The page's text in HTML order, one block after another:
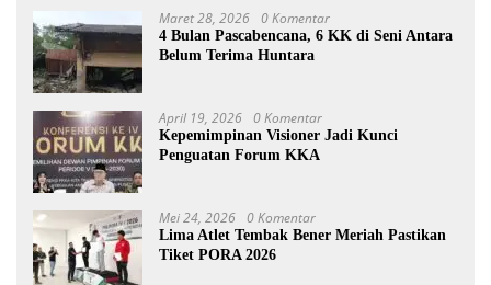
Maret 28, 2026 0 Komentar
4 Bulan Pascabencana, 6 KK di Seni Antara
Belum Terima Huntara
April 19, 2026 0 Komentar
Kepemimpinan Visioner Jadi Kunci
Penguatan Forum KKA
Mei 24, 2026 0 Komentar
Lima Atlet Tembak Bener Meriah Pastikan
Tiket PORA 2026